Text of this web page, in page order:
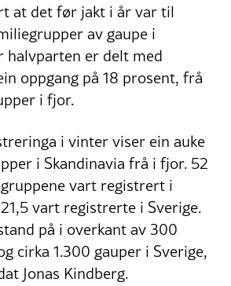
at det før jakt i år var til
av gaupe i
halvparten er delt med
oppgang på 18 prosent, frå
i fjor.
i vinter viser ein auke
i Skandinavia frå i fjor. 52
vart registrert i
vart registrerte i Sverige.
på i overkant av 300
cirka 1.300 gauper i Sverige,
Jonas Kindberg.